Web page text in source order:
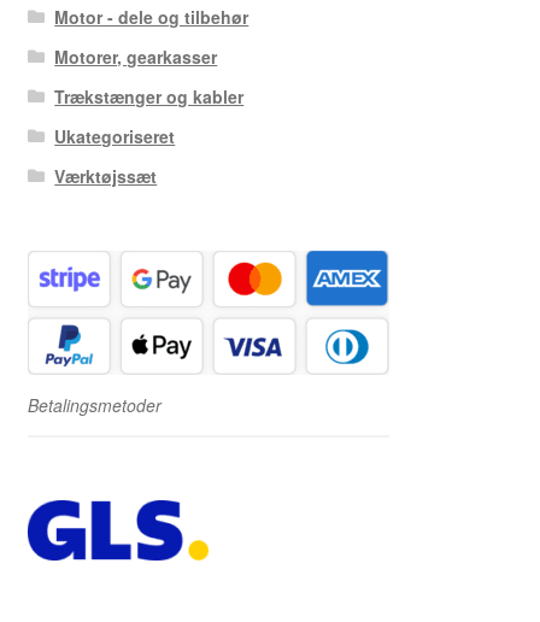
Motor - dele og tilbehør
Motorer, gearkasser
Trækstænger og kabler
Ukategoriseret
Værktøjssæt
Betalingsmetoder